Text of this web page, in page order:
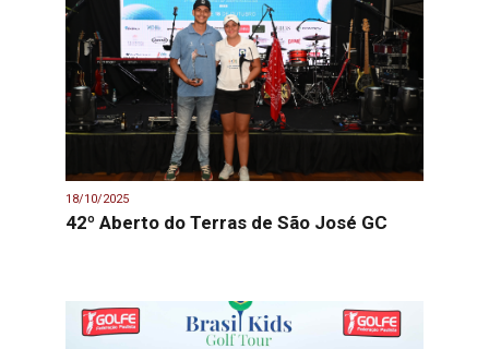
18/10/2025
42º Aberto do Terras de São José GC